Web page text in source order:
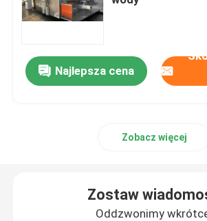
Maszyna do sztancowania
Maszyna do produkcji pudełek
Najlepsza cena
Zobacz więcej
Zostaw
Oddzwonimy